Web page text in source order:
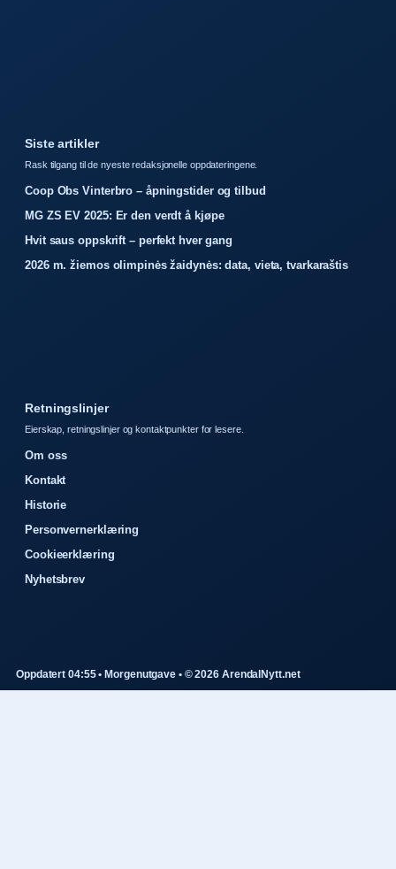
Siste artikler
Rask tilgang til de nyeste redaksjonelle oppdateringene.
Coop Obs Vinterbro – åpningstider og tilbud
MG ZS EV 2025: Er den verdt å kjøpe
Hvit saus oppskrift – perfekt hver gang
2026 m. žiemos olimpinės žaidynės: data, vieta, tvarkaraštis
Retningslinjer
Eierskap, retningslinjer og kontaktpunkter for lesere.
Om oss
Kontakt
Historie
Personvernerklæring
Cookieerklæring
Nyhetsbrev
Oppdatert 04:55 • Morgenutgave • © 2026 ArendalNytt.net